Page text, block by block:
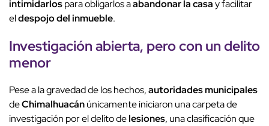
intimidarlospara obligarlos aabandonar la casay facilitar
eldespojo del inmueble.
Investigación abierta, pero con un delito
menor
Pese a la gravedad de los hechos,autoridades municipales
deChimalhuacánúnicamente iniciaron una carpeta de
investigación por el delito delesiones, una clasificación que